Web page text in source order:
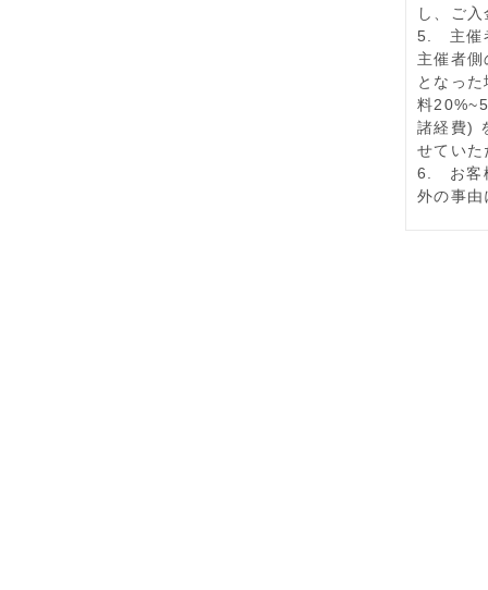
し、ご
5.
主催
主催者側
となっ
料
諸経 費)
せていた
6.
お客
外の事由